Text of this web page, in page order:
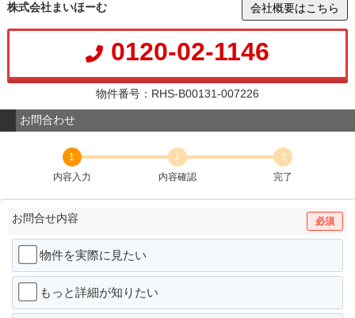
株式会社まいほーむ 会社概要はこちら
0120-02-1146
物件番号：RHS-B00131-007226
お問合わせ
1
内容入力
2
内容確認
3
完了
お問合せ内容 必須
物件を実際に見たい
もっと詳細が知りたい